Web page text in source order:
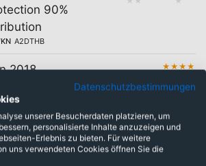
90%
A2DTHB
2018 ★ ★ ★ ★
2017
II 2022 ★
Datenschutzbestimmungen
unserer Besucherdaten platzieren, um
personalisierte Inhalte anzuzeigen und
Erlebnis zu bieten. Für weitere
uns verwendeten Cookies öffnen Sie die